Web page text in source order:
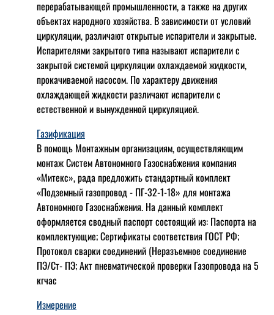
перерабатывающей промышленности, а также на других
объектах народного хозяйства. В зависимости от условий
циркуляции, различают открытые испарители и закрытые.
Испарителями закрытого типа называют испарители с
закрытой системой циркуляции охлаждаемой жидкости,
прокачиваемой насосом. По характеру движения
охлаждающей жидкости различают испарители с
естественной и вынужденной циркуляцией.
Газификация
В помощь Монтажным организациям, осуществляющим
монтаж Систем Автономного Газоснабжения компания
«Митекс», рада предложить стандартный комплект
«Подземный газопровод - ПГ-32-1-18» для монтажа
Автономного Газоснабжения. На данный комплект
оформляется сводный паспорт состоящий из: Паспорта на
комплектующие;Сертификаты соответствия ГОСТ РФ;
Протокол сварки соединений (Неразъемное соединение
ПЭ/Ст- ПЭ;Акт пневматической проверки Газопровода на 5
кгчас
Измерение